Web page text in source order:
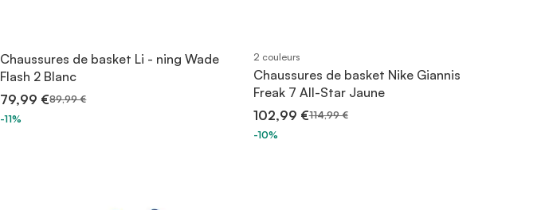
Chaussures de basket Li - ning Wade
Flash 2 Blanc
79,99 €89,99 €
-11%
2 couleurs
Chaussures de basket Nike Giannis
Freak 7 All-Star Jaune
102,99 €114,99 €
-10%